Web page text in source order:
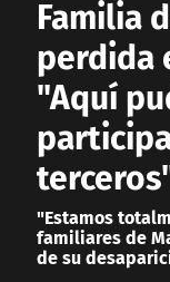
Familia
perdida
"Aquí
"Estamos
familiares de
de su